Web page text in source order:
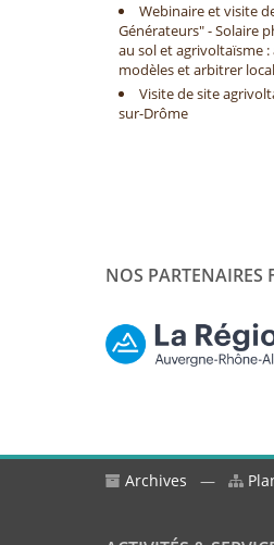
Webinaire et visite
Générateurs" - Solaire
au sol et agrivoltaïsme :
modèles et arbitrer
Visite de site
sur-Drôme
NOS PARTENAIRES
Archives —